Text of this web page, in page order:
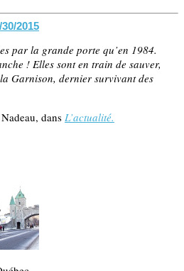
30/2015
par la grande porte qu’en 1984.
! Elles sont en train de sauver,
Garnison, dernier survivant des
dans L’actualité.